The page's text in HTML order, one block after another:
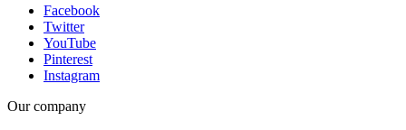
Facebook
Twitter
YouTube
Pinterest
Instagram
Our company